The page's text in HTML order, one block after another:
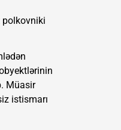
polkovniki
Müasir
istismarı